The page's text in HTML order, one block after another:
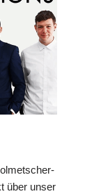
über unser